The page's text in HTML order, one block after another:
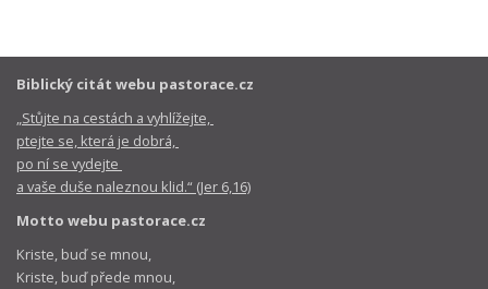
Biblický citát webu pastorace.cz
„Stůjte na cestách a vyhlížejte,
ptejte se, která je dobrá,
po ní se vydejte
a vaše duše naleznou klid.“ (Jer 6,16)
Motto webu pastorace.cz
Kriste, buď se mnou,
Kriste, buď přede mnou,